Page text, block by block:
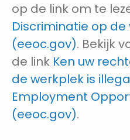
op de link om te
Discriminatie op
(eeoc.gov). Bekijk
de link Ken uw
de werkplek is
Employment
(eeoc.gov).